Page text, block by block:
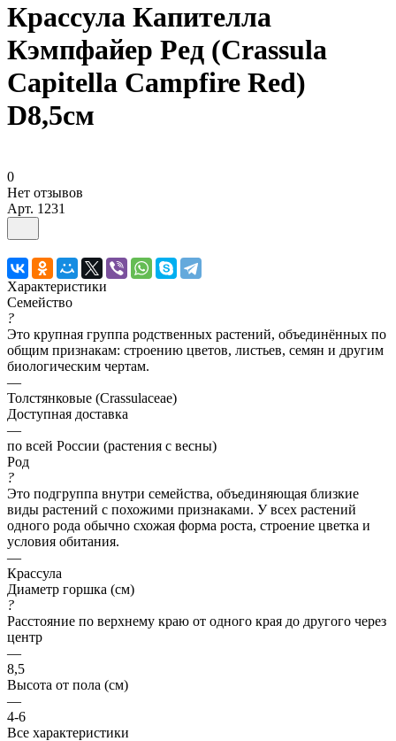
Крассула Капителла
Кэмпфайер Ред (Crassula
Capitella Campfire Red)
D8,5см
0
Нет отзывов
Арт. 1231
Характеристики
Семейство
?
Это крупная группа родственных растений, объединённых по
общим признакам: строению цветов, листьев, семян и другим
биологическим чертам.
—
Толстянковые (Crassulaceae)
Доступная доставка
—
по всей России (растения с весны)
Род
?
Это подгруппа внутри семейства, объединяющая близкие
виды растений с похожими признаками. У всех растений
одного рода обычно схожая форма роста, строение цветка и
условия обитания.
—
Крассула
Диаметр горшка (см)
?
Расстояние по верхнему краю от одного края до другого через
центр
—
8,5
Высота от пола (см)
—
4-6
Все характеристики